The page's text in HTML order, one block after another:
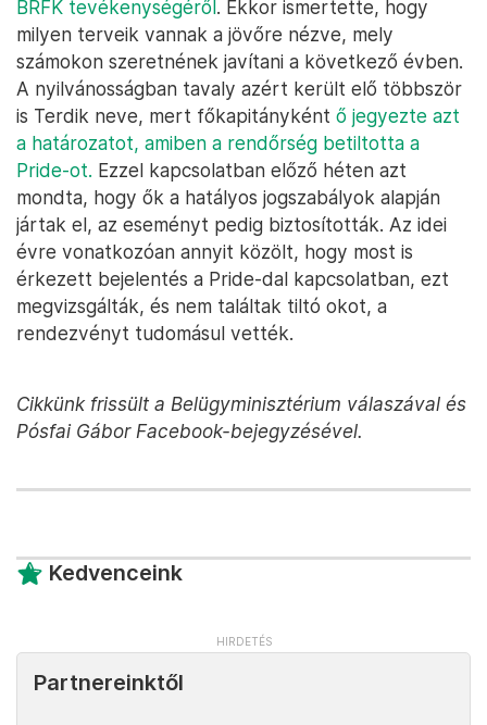
BRFK tevékenységéről . Ekkor ismertette, hogy
milyen terveik vannak a jövőre nézve, mely
számokon szeretnének javítani a következő évben.
A nyilvánosságban tavaly azért került elő többször
is Terdik neve, mert főkapitányként ő jegyezte azt
a határozatot, amiben a rendőrség betiltotta a
Pride-ot. Ezzel kapcsolatban előző héten azt
mondta, hogy ők a hatályos jogszabályok alapján
jártak el, az eseményt pedig biztosították. Az idei
évre vonatkozóan annyit közölt, hogy most is
érkezett bejelentés a Pride-dal kapcsolatban, ezt
megvizsgálták, és nem találtak tiltó okot, a
rendezvényt tudomásul vették.
Cikkünk frissült a Belügyminisztérium válaszával és
Pósfai Gábor Facebook-bejegyzésével.
Kedvenceink
Partnereinktől